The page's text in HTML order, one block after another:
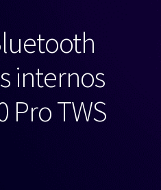
internos
Pro TWS